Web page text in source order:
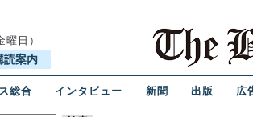
日）
読案内
総合 インタビュー 新聞 出版 広